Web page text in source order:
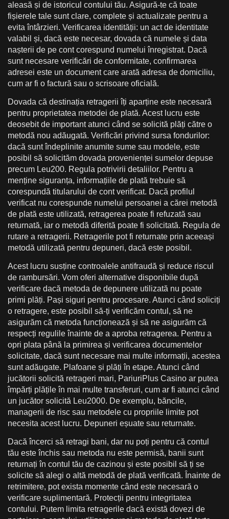
aleasă și de istoricul contului tău. Asigură-te că toate
fișierele tale sunt clare, complete și actualizate pentru a
evita întârzieri. Verificarea identității: un act de identitate
valabil și, dacă este necesar, dovada că numele și data
nașterii de pe cont corespund numelui înregistrat. Dacă
sunt necesare verificări de conformitate, confirmarea
adresei este un document care arată adresa de domiciliu,
cum ar fi o factură sau o scrisoare oficială.
Dovada că destinația retragerii îți aparține este necesară
pentru proprietatea metodei de plată. Acest lucru este
deosebit de important atunci când se solicită plăți către o
metodă nou adăugată. Verificări privind sursa fondurilor:
dacă sunt îndeplinite anumite sume sau modele, este
posibil să solicităm dovada provenienței sumelor depuse
precum Leu200. Regula potrivirii detaliilor. Pentru a
menține siguranța, informațiile de plată trebuie să
corespundă titularului de cont verificat. Dacă profilul
verificat nu corespunde numelui persoanei a cărei metodă
de plată este utilizată, retragerea poate fi refuzată sau
returnată, iar o metodă diferită poate fi solicitată. Regula de
rutare a retragerii. Retragerile pot fi returnate prin aceeași
metodă utilizată pentru depuneri, dacă este posibil.
Acest lucru susține controalele antifraudă și reduce riscul
de rambursări. Vom oferi alternative disponibile după
verificare dacă metoda de depunere utilizată nu poate
primi plăți. Pași siguri pentru procesare. Atunci când soliciți
o retragere, este posibil să-ți verificăm contul, să ne
asigurăm că metoda funcționează și să ne asigurăm că
respecți regulile înainte de a aproba retragerea. Pentru a
opri plata până la primirea și verificarea documentelor
solicitate, dacă sunt necesare mai multe informații, acestea
sunt adăugate. Plafoane și plăți în etape. Atunci când
jucătorii solicită retrageri mari, PariuriPlus Casino ar putea
împărți plățile în mai multe transferuri, cum ar fi atunci când
un jucător solicită Leu2000. De exemplu, băncile,
managerii de risc sau metodele cu propriile limite pot
necesita acest lucru. Depuneri eșuate sau returnate.
Dacă încerci să retragi bani, dar nu poți pentru că contul
tău este închis sau metoda nu este permisă, banii sunt
returnați în contul tău de cazinou și este posibil să ți se
solicite să alegi o altă metodă de plată verificată. Înainte de
retrimitere, pot exista momente când este necesară o
verificare suplimentară. Protecții pentru integritatea
contului. Putem limita retragerile dacă există dovezi de